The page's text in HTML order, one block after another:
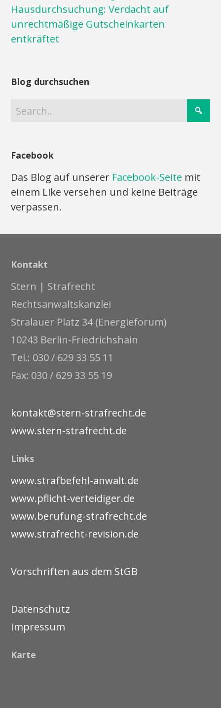
Hausdurchsuchung: Verdacht auf
unrechtmäßige Gutscheinkarten
entkräftet
Blog durchsuchen
Facebook
Das Blog auf unserer Facebook-Seite mit
einem Like versehen und keine Beiträge
verpassen.
Kontakt
Stern | Strafrecht
Rechtsanwaltskanzlei
Stralauer Platz 34 (Energieforum)
10243 Berlin-Friedrichshain
Tel.: 030 / 629 33 55 11
Fax: 030 / 629 33 55 19
kontakt@stern-strafrecht.de
www.stern-strafrecht.de
Links
www.strafbefehl-anwalt.de
www.pflicht-verteidiger.de
www.berufung-strafrecht.de
www.strafrecht-revision.de
Vorschriften aus dem StGB
Datenschutz
Impressum
Karte